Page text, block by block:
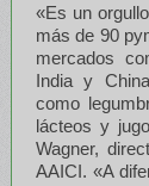
«Es un
más de 90
mercados
India y
como
lácteos y
Wagner,
AAICI. «A